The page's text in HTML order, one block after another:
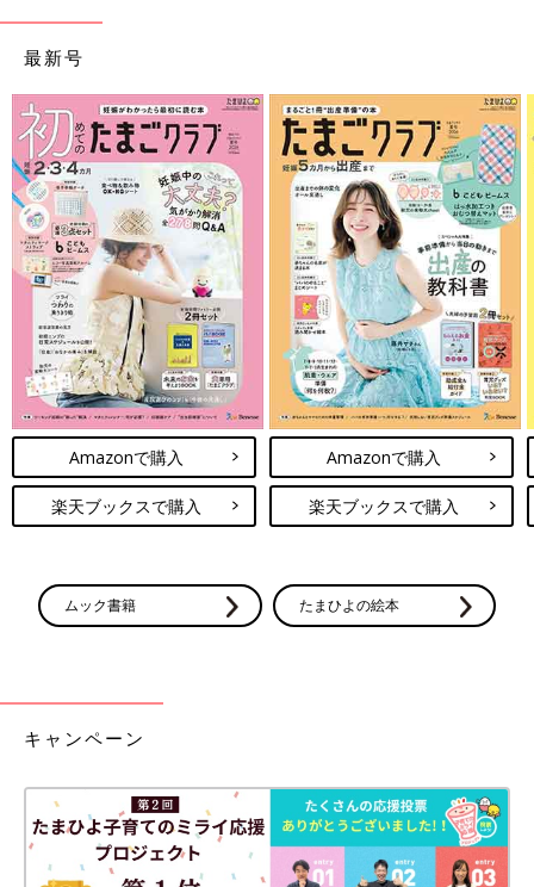
出典：Instagramアカウント「chibicode_g_m」
chibicode_g_mさんがおすすめしているのは、「mid mile（ミッ
ドマイル）」のシャツとパンツ。どちらもサイドがレースになっ
ており、おしゃ見え確実のデザインです！シャツは長袖ですが、
腕の部分に風が通りやすいため、投稿のようにキャミソールなど
と合わせると、比較的涼しく着用できますね♪ エアコンの効いた
室内での冷え対策にも使えます◎
一目ぼれ確実のかわいさ！ロングシーズン使えるオ
ールインワン
最新号
Amazonで購入
楽天ブックスで購入
Amazonで購入
楽天ブックスで購入
ムック書籍 たまひよの絵本
キャンペーン